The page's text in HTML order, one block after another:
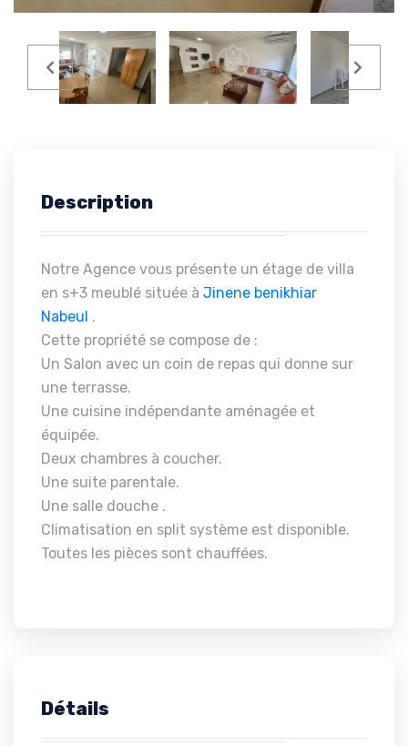
Description
Notre Agence vous présente un étage de villa
en s+3 meublé située à Jinene benikhiar
Nabeul .
Cette propriété se compose de :
Un Salon avec un coin de repas qui donne sur
une terrasse.
Une cuisine indépendante aménagée et
équipée.
Deux chambres à coucher.
Une suite parentale.
Une salle douche .
Climatisation en split système est disponible.
Toutes les pièces sont chauffées.
Détails